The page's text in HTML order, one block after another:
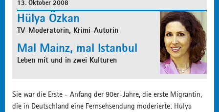
13. Oktober 2008
Hülya Özkan
TV-Moderatorin, Krimi-Autorin
Mal Mainz, mal Istanbul
Leben mit und in zwei Kulturen
Sie war die Erste - Anfang der 90er-Jahre, die erste Migrantin,
die in Deutschland eine Fernsehsendung moderierte: Hülya